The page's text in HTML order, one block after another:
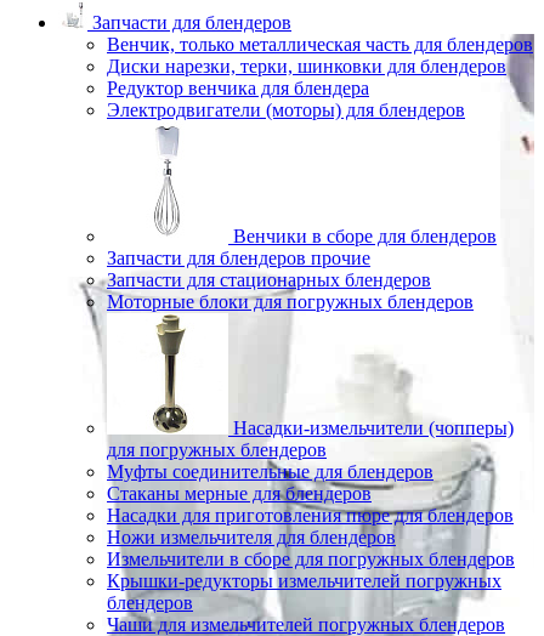
Запчасти для блендеров
Венчик, только металлическая часть для блендеров
Диски нарезки, терки, шинковки для блендеров
Редуктор венчика для блендера
Электродвигатели (моторы) для блендеров
Венчики в сборе для блендеров
Запчасти для блендеров прочие
Запчасти для стационарных блендеров
Моторные блоки для погружных блендеров
Насадки-измельчители (чопперы)
для погружных блендеров
Муфты соединительные для блендеров
Стаканы мерные для блендеров
Насадки для приготовления пюре для блендеров
Ножи измельчителя для блендеров
Измельчители в сборе для погружных блендеров
Крышки-редукторы измельчителей погружных
блендеров
Чаши для измельчителей погружных блендеров